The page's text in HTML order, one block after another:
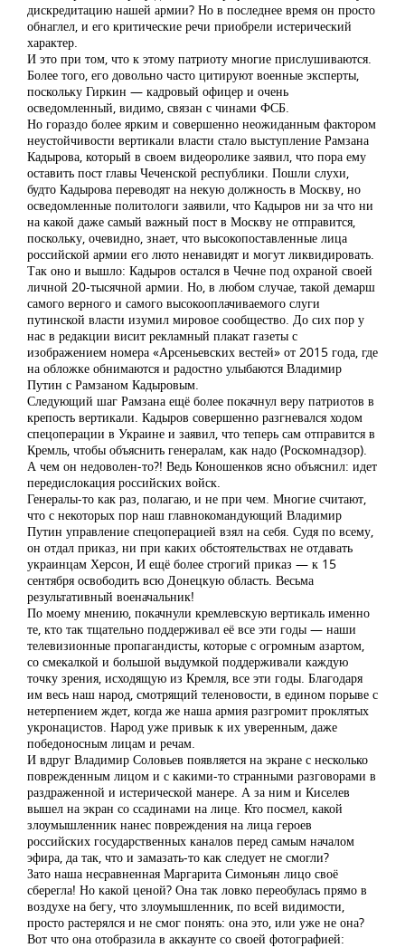
дискредитацию нашей армии? Но в последнее время он просто
обнаглел, и его критические речи приобрели истерический
характер.
И это при том, что к этому патриоту многие прислушиваются.
Более того, его довольно часто цитируют военные эксперты,
поскольку Гиркин — кадровый офицер и очень
осведомленный, видимо, связан с чинами ФСБ.
Но гораздо более ярким и совершенно неожиданным фактором
неустойчивости вертикали власти стало выступление Рамзана
Кадырова, который в своем видеоролике заявил, что пора ему
оставить пост главы Чеченской республики. Пошли слухи,
будто Кадырова переводят на некую должность в Москву, но
осведомленные политологи заявили, что Кадыров ни за что ни
на какой даже самый важный пост в Москву не отправится,
поскольку, очевидно, знает, что высокопоставленные лица
российской армии его люто ненавидят и могут ликвидировать.
Так оно и вышло: Кадыров остался в Чечне под охраной своей
личной 20-тысячной армии. Но, в любом случае, такой демарш
самого верного и самого высокооплачиваемого слуги
путинской власти изумил мировое сообщество. До сих пор у
нас в редакции висит рекламный плакат газеты с
изображением номера «Арсеньевских вестей» от 2015 года, где
на обложке обнимаются и радостно улыбаются Владимир
Путин с Рамзаном Кадыровым.
Следующий шаг Рамзана ещё более покачнул веру патриотов в
крепость вертикали. Кадыров совершенно разгневался ходом
спецоперации в Украине и заявил, что теперь сам отправится в
Кремль, чтобы объяснить генералам, как надо (Роскомнадзор).
А чем он недоволен-то?! Ведь Коношенков ясно объяснил: идет
передислокация российских войск.
Генералы-то как раз, полагаю, и не при чем. Многие считают,
что с некоторых пор наш главнокомандующий Владимир
Путин управление спецоперацией взял на себя. Судя по всему,
он отдал приказ, ни при каких обстоятельствах не отдавать
украинцам Херсон, И ещё более строгий приказ — к 15
сентября освободить всю Донецкую область. Весьма
результативный военачальник!
По моему мнению, покачнули кремлевскую вертикаль именно
те, кто так тщательно поддерживал её все эти годы — наши
телевизионные пропагандисты, которые с огромным азартом,
со смекалкой и большой выдумкой поддерживали каждую
точку зрения, исходящую из Кремля, все эти годы. Благодаря
им весь наш народ, смотрящий теленовости, в едином порыве с
нетерпением ждет, когда же наша армия разгромит проклятых
укронацистов. Народ уже привык к их уверенным, даже
победоносным лицам и речам.
И вдруг Владимир Соловьев появляется на экране с несколько
поврежденным лицом и с какими-то странными разговорами в
раздраженной и истерической манере. А за ним и Киселев
вышел на экран со ссадинами на лице. Кто посмел, какой
злоумышленник нанес повреждения на лица героев
российских государственных каналов перед самым началом
эфира, да так, что и замазать-то как следует не смогли?
Зато наша несравненная Маргарита Симоньян лицо своё
сберегла! Но какой ценой? Она так ловко переобулась прямо в
воздухе на бегу, что злоумышленник, по всей видимости,
просто растерялся и не смог понять: она это, или уже не она?
Вот что она отобразила в аккаунте со своей фотографией: